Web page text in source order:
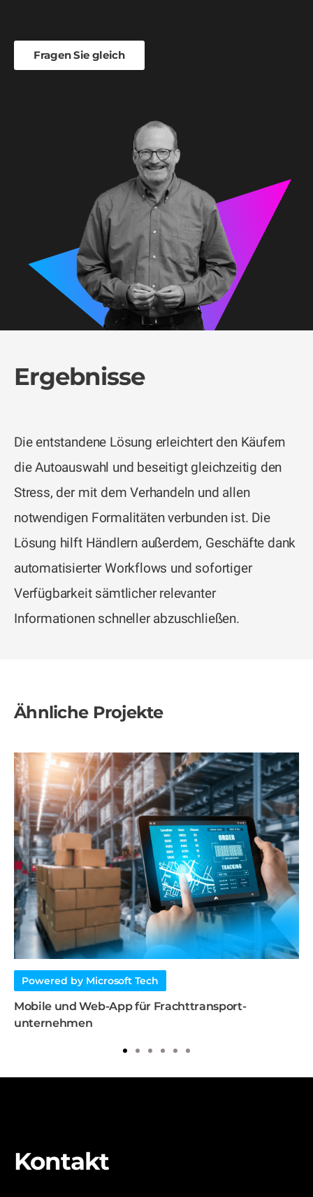
Fragen Sie gleich
Ergebnisse
Die entstandene Lösung erleichtert den Käufern
die Autoauswahl und beseitigt gleichzeitig den
Stress, der mit dem Verhandeln und allen
notwendigen Formalitäten verbunden ist. Die
Lösung hilft Händlern außerdem, Geschäfte dank
automatisierter Workflows und sofortiger
Verfügbarkeit sämtlicher relevanter
Informationen schneller abzuschließen.
Ähnliche Projekte
Powered by Microsoft Tech
Mobile und Web-App für Frachttransport-
unternehmen
1 2 3 4 5 6
Kontakt